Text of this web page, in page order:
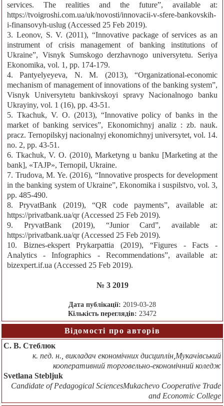
services. The realities and the future”, available at:
https://tvoigroshi.com.ua/uk/novosti/innovacii-v-sfere-bankovskih-
i-finansovyh-uslug (Accessed 25 Feb 2019).
3. Leonov, S. V. (2011), “Innovative package of services as an
instrument of crisis management of banking institutions of
Ukraine”, Visnyk Sumskogo derzhavnogo universytetu. Seriya
Ekonomika, vol. 1, pp. 174-179.
4. Pantyelyeyeva, N. M. (2013), “Organizational-economic
mechanism of management of innovations of the banking system”,
Visnyk Universytetu bankivskoyi spravy Nacionalnogo banku
Ukrayiny, vol. 1 (16), pp. 43-51.
5. Tkachuk, V. O. (2013), “Innovative policy of banks in the
market of banking services”, Ekonomichnyj analiz : zb. nauk.
pracz. Ternopilskyj nacionalnyj ekonomichnyj universytet, vol. 14.
no. 2, pp. 43-51.
6. Tkachuk, V. O. (2010), Marketyng u banku [Marketing at the
bank], «TAJP», Ternopil, Ukraine.
7. Trudova, M. Ye. (2016), “Innovative prospects for development
in the banking system of Ukraine”, Ekonomika i suspilstvo, vol. 3,
pp. 485-490.
8. PryvatBank (2019), “QR code payments”, available at:
https://privatbank.ua/qr (Accessed 25 Feb 2019).
9. PryvatBank (2019), “Junior Card”, available at:
https://privatbank.ua/qr (Accessed 25 Feb 2019).
10. Biznes-ekspert Prykarpattia (2019), “Figures - Facts -
Analytics - Infographics - Recommendations”, available at:
bizexpert.if.ua (Accessed 25 Feb 2019).
№ 3 2019
Дата публікації: 2019-03-28
Кількість переглядів: 23472
Відомості про авторів
С. В. Стеблюк
к. пед. н., викладач економічних дисциплін,Мукачівський
кооперативний торговельно-економічний коледж
Svetlana Stebljuk
Candidate of Pedagogical SciencesMukachevo Cooperative Trade
and Economic College